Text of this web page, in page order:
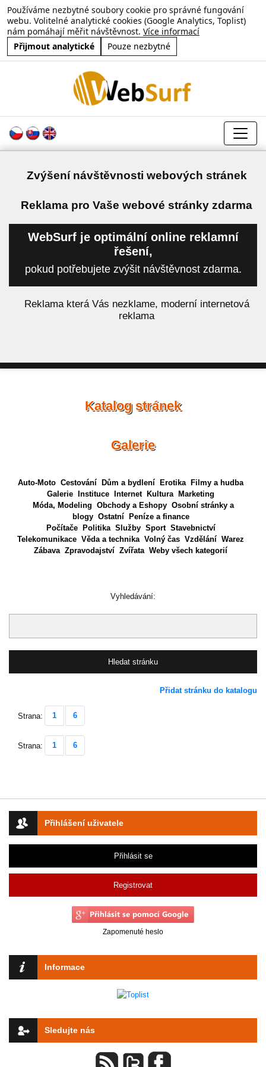
Používáme nezbytné soubory cookie pro správné fungování
webu. Volitelné analytické cookies (Google Analytics, Toplist)
nám pomáhají měřit návštěvnost. Více informací
Přijmout analytické
Pouze nezbytné
Zvýšení návštěvnosti webových stránek
Reklama pro Vaše webové stránky zdarma
WebSurf je optimální online reklamní
řešení,
pokud potřebujete zvýšit návštěvnost zdarma.
Reklama která Vás nezklame, moderní internetová
reklama
Přihlášení uživatele
Přihlásit se
Registrovat
Zapomenuté heslo
Informace
Sledujte nás
Katalog stránek
Galerie
Auto-Moto Cestování Dům a bydlení Erotika
Filmy a hudba
Galerie
Instituce Internet Kultura
Marketing
Móda, Modeling Obchody a Eshopy Osobní stránky a
blogy Ostatní
Peníze a finance
Počítače
Politika Služby Sport Stavebnictví
Telekomunikace Věda a technika Volný čas Vzdělání Warez
Zábava Zpravodajství Zvířata Weby všech kategorií
Vyhledávání:
Přidat stránku do katalogu
Strana: 1 6
Strana: 1 6